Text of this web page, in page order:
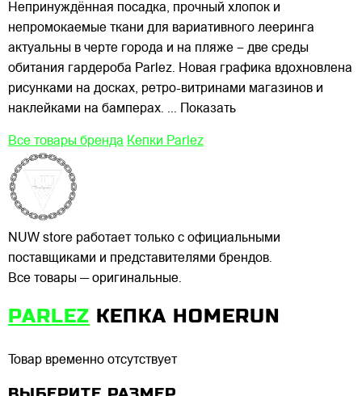
Непринуждённая посадка, прочный хлопок и
непромокаемые ткани для вариативного лееринга
актуальны в черте города и на пляже – две среды
обитания гардероба Parlez. Новая графика вдохновлена
рисунками на досках, ретро-витринами магазинов и
наклейками на бамперах. ... Показать
Все товары бренда Кепки Parlez
NUW store работает только с официальными
поставщиками и представителями брендов.
Все товары — оригинальные.
PARLEZ КЕПКА HOMERUN
Товар временно отсутствует